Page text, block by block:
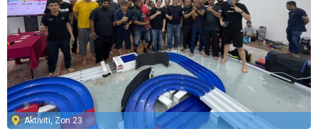
Aktiviti Zon 23